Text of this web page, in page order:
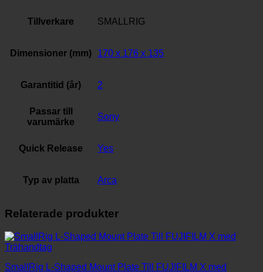
Tillverkare SMALLRIG
Dimensioner (mm) 170 x 176 x 135
Garantitid (år) 2
Passar till
varumärke
Sony
Quick Release Yes
Typ av platta Arca
Relaterade produkter
SmallRig L-Shaped Mount Plate Till FUJIFILM X med